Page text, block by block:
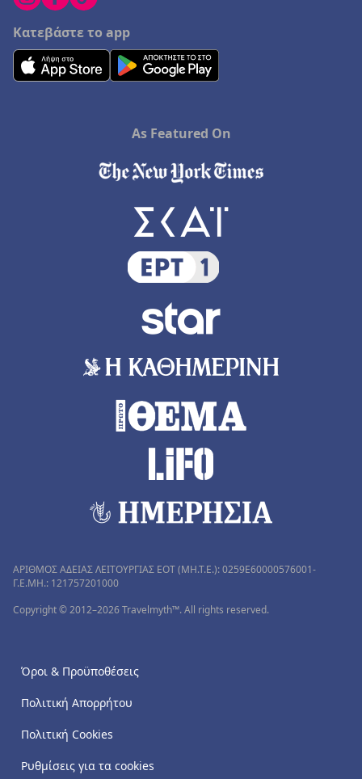
Κατεβάστε το app
As Featured On
ΑΡΙΘΜΟΣ ΑΔΕΙΑΣ ΛΕΙΤΟΥΡΓΙΑΣ ΕΟΤ (MH.T.E.): 0259Ε60000576001-
Γ.Ε.ΜΗ.: 121757201000
Copyright © 2012–2026 Travelmyth™. All rights reserved.
Όροι & Προϋποθέσεις
Πολιτική Απορρήτου
Πολιτική Cookies
Ρυθμίσεις για τα cookies